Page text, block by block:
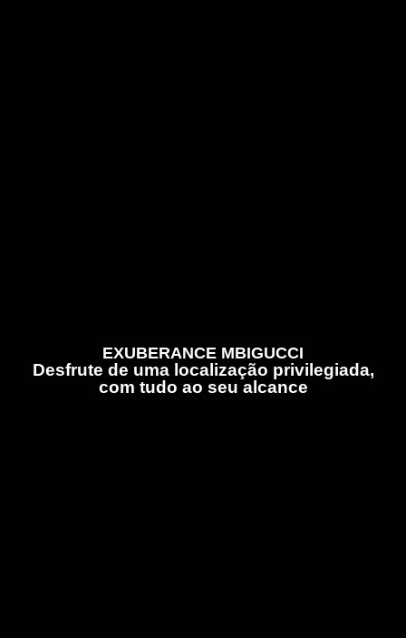
EXUBERANCE MBIGUCCI
Desfrute de uma localização privilegiada,
com tudo ao seu alcance